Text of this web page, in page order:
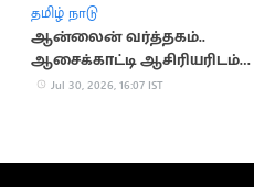
தமிழ் நாடு
ஆன்லைன் வர்த்தகம்..
ஆசைக்காட்டி ஆசிரியரிடம்
ரூ.57 லட்சம் மோசடி
Jul 30, 2026, 16:07 IST